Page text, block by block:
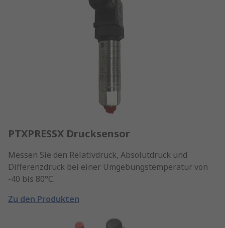
PTXPRESSX Drucksensor
Messen Sie den Relativdruck, Absolutdruck und
Differenzdruck bei einer Umgebungstemperatur von
-40 bis 80°C.
Zu den Produkten